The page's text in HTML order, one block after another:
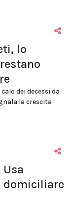
lo
dei decessi da
la crescita
domiciliare